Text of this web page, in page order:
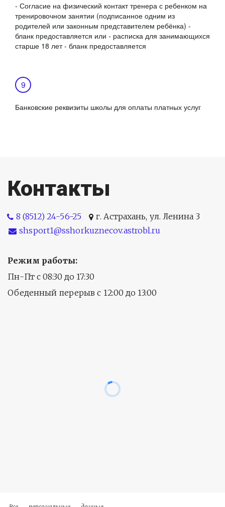
- Согласие на физический контакт тренера с ребенком на
тренировочном занятии (подписанное одним из
родителей или законным представителем ребёнка) -
бланк предоставляется или - расписка для занимающихся
старше 18 лет - бланк предоставляется
Банковские реквизиты школы для оплаты платных услуг
Контакты
8 (8512) 24-56-25 г. Астрахань, ул. Ленина 3
shsport1@sshorkuznecov.astrobl.ru
Режим работы:
Пн-Пт с 08:30 до 17:30
Обеденный перерыв с 12:00 до 13:00